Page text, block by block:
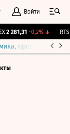
Войти
2 281,31 -0,2%↓ RTSI
прогнозы